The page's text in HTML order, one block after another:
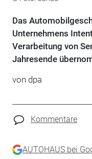
Das
Unternehmens
Verarbeitung von
Jahresende
von dpa
Kommentare
AUTOHAUS bei